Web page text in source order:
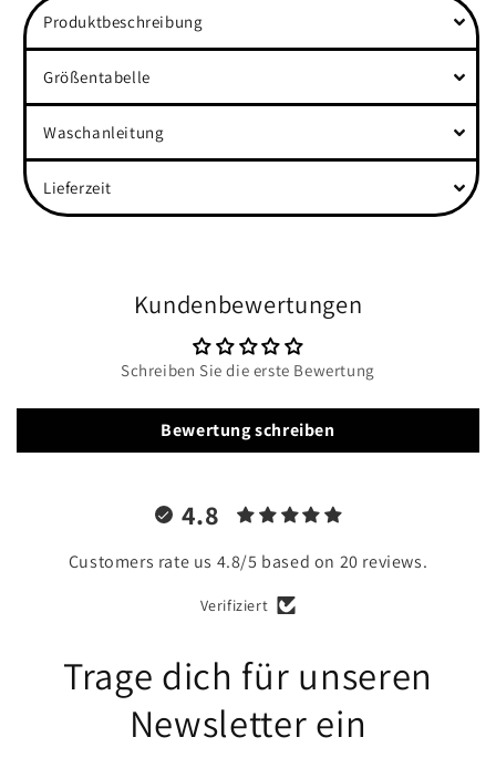
Produktbeschreibung
Größentabelle
Waschanleitung
Lieferzeit
Kundenbewertungen
Schreiben Sie die erste Bewertung
Bewertung schreiben
4.8
Customers rate us 4.8/5 based on 20 reviews.
Verifiziert
Trage dich für unseren
Newsletter ein